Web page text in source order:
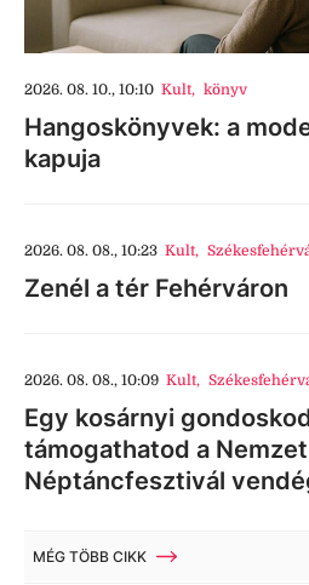
2026. 08. 10., 10:10 Kult, könyv
Hangoskönyvek: a
kapuja
2026. 08. 08., 10:23 Kult,
Zenél a tér Fehérváron
2026. 08. 08., 10:09 Kult,
Egy kosárnyi
támogathatod a
Néptáncfesztivál
MÉG TÖBB CIKK